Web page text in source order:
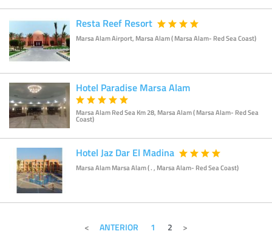
Resta Reef Resort
Marsa Alam Airport, Marsa Alam ( Marsa Alam- Red Sea Coast)
Hotel Paradise Marsa Alam
Marsa Alam Red Sea Km 28, Marsa Alam ( Marsa Alam- Red Sea
Coast)
Hotel Jaz Dar El Madina
Marsa Alam Marsa Alam ( . , Marsa Alam- Red Sea Coast)
ANTERIOR 1 2